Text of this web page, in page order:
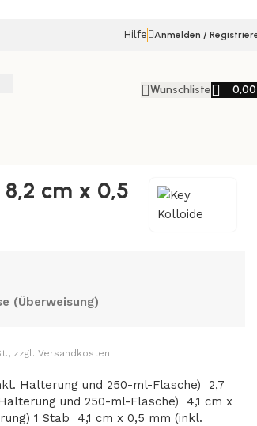
Hilfe Anmelden /
Wunschliste
cm x 0,5
(Überweisung)
zzgl. Versandkosten
Halterung und 250-ml-Flasche)
2,7
und 250-ml-Flasche)
4,1 cm x
1 Stab
4,1 cm x 0,5 mm (inkl.